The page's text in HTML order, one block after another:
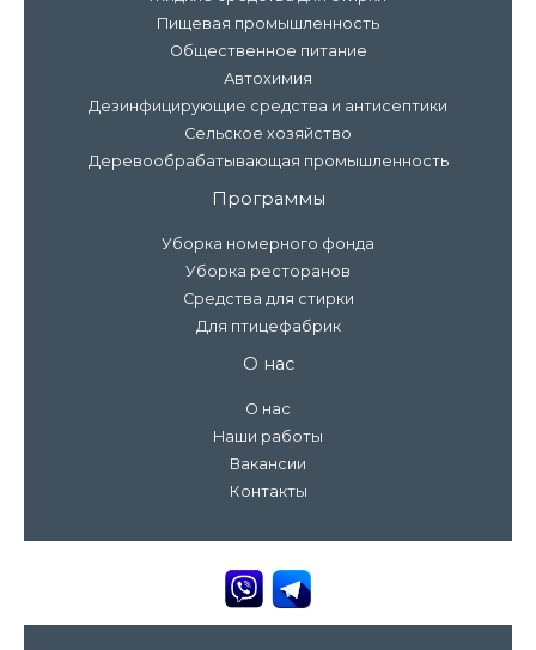
Пищевая промышленность
Общественное питание
Автохимия
Дезинфицирующие средства и антисептики
Сельское хозяйство
Деревообрабатывающая промышленность
Программы
Уборка номерного фонда
Уборка ресторанов
Средства для стирки
Для птицефабрик
О нас
О нас
Наши работы
Вакансии
Контакты